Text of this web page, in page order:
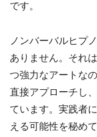
です。
ノンバーバルヒプ
ありません。それ
つ強力なアートな
直接アプローチし
ています。実践者
える可能性を秘め